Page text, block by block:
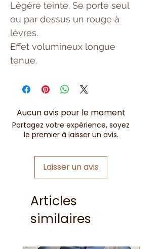
Légère teinte. Se porte seul
ou par dessus un rouge à
lèvres.
Effet volumineux longue
tenue.
Aucun avis pour le moment
Partagez votre expérience, soyez
le premier à laisser un avis.
Laisser un avis
Articles
similaires